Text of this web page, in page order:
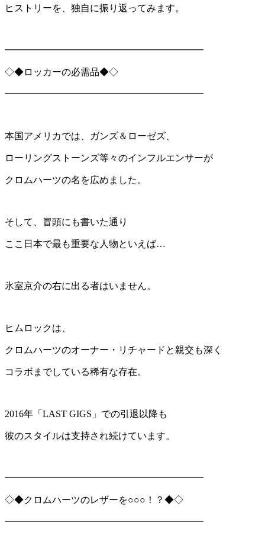
ヒストリーを、独自に振り返ってみます。
━━━━━━━━━━━━━━━━━━━━━
◇◆ロッカーの必需品◆◇
━━━━━━━━━━━━━━━━━━━━━
本国アメリカでは、ガンズ＆ローゼズ、
ローリングストーンズ等々のインフルエンサーが
クロムハーツの名を広めました。
そして、冒頭にも書いた通り
ここ日本で最も重要な人物といえば…
氷室京介の右に出る者はいません。
ヒムロックは、
クロムハーツのオーナー・リチャードと親交も深く
コラボまでしている稀有な存在。
2016年「 LAST GIGS 」での引退以降も
彼のスタイルは支持され続けています。
━━━━━━━━━━━━━━━━━━━━━
◇◆クロムハーツのレザーを○○○！？◆◇
━━━━━━━━━━━━━━━━━━━━━